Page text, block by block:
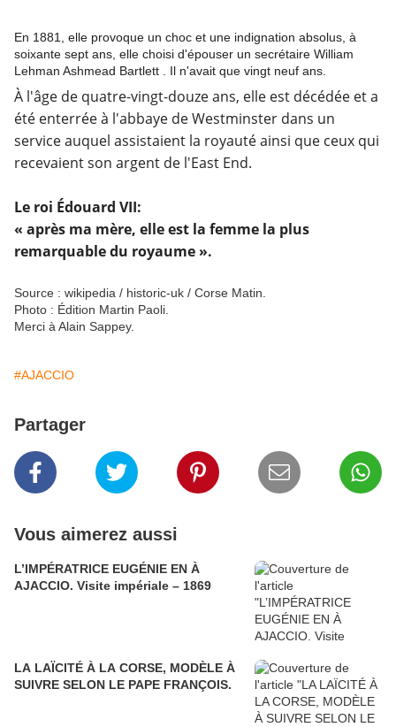
En 1881, elle provoque un choc et une indignation absolus, à
soixante sept ans, elle choisi d'épouser un secrétaire William
Lehman Ashmead Bartlett . Il n'avait que vingt neuf ans.
À l'âge de quatre-vingt-douze ans, elle est décédée et a
été enterrée à l'abbaye de Westminster dans un
service auquel assistaient la royauté ainsi que ceux qui
recevaient son argent de l'East End.
Le roi Édouard VII:
« après ma mère, elle est la femme la plus
remarquable du royaume ».
Source : wikipedia / historic-uk / Corse Matin.
Photo : Édition Martin Paoli.
Merci à Alain Sappey.
#AJACCIO
Partager
Vous aimerez aussi
L’IMPÉRATRICE EUGÉNIE EN À
AJACCIO. Visite impériale – 1869
LA LAÏCITÉ À LA CORSE, MODÈLE À
SUIVRE SELON LE PAPE FRANÇOIS.